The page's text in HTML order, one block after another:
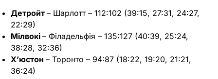
Детройт – Шарлотт – 112:102 (39:15, 27:31, 24:27,
22:29)
Мілвокі – Філадельфія – 135:127 (40:39, 25:24,
38:28, 32:36)
Х’юстон – Торонто – 94:87 (18:22, 19:20, 21:21,
36:24)